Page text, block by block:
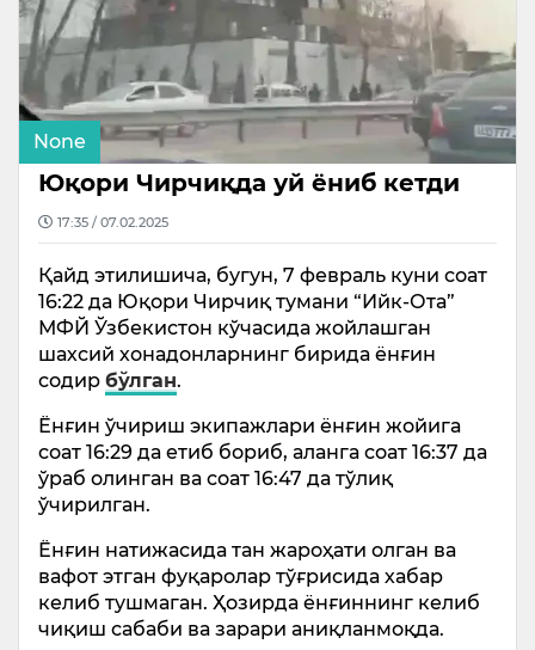
None
Юқори Чирчиқда уй ёниб кетди
17:35 / 07.02.2025
Қайд этилишича, бугун, 7 февраль куни соат
16:22 да Юқори Чирчиқ тумани “Ийк-Ота”
МФЙ Ўзбекистон кўчасида жойлашган
шахсий хонадонларнинг бирида ёнғин
содир бўлган.
Ёнғин ўчириш экипажлари ёнғин жойига
соат 16:29 да етиб бориб, аланга соат 16:37 да
ўраб олинган ва соат 16:47 да тўлиқ
ўчирилган.
Ёнғин натижасида тан жароҳати олган ва
вафот этган фуқаролар тўғрисида хабар
келиб тушмаган. Ҳозирда ёнғиннинг келиб
чиқиш сабаби ва зарари аниқланмоқда.